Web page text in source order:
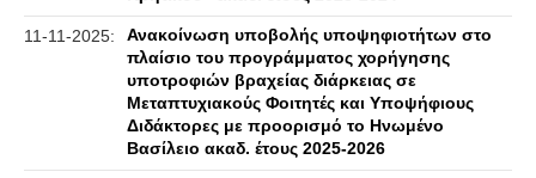
11-11-2025:
Ανακοίνωση υποβολής υποψηφιοτήτων στο
πλαίσιο του προγράμματος χορήγησης
υποτροφιών βραχείας διάρκειας σε
Μεταπτυχιακούς Φοιτητές και Υποψήφιους
Διδάκτορες με προορισμό το Ηνωμένο
Βασίλειο ακαδ. έτους 2025-2026